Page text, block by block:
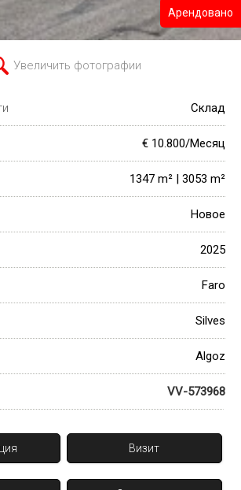
Арендовано
Увеличить фотографии
Склад
€ 10.800/Месяц
1347 m² | 3053 m²
Новое
2025
Faro
Silves
Algoz
VV-573968
Визит